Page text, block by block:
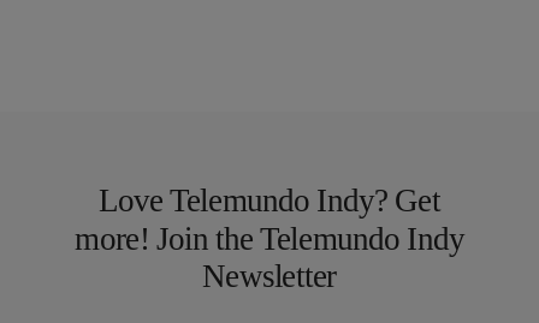
Love Telemundo Indy? Get
more! Join the Telemundo Indy
Newsletter